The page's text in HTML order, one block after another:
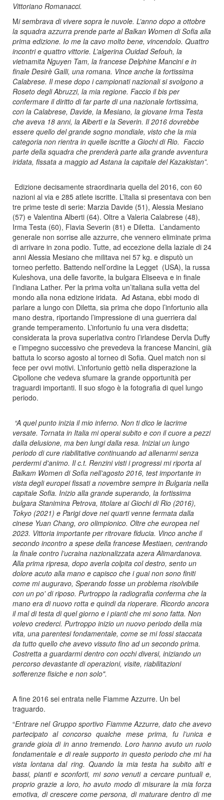
Vittoriano Romanacci.
Mi sembrava di vivere sopra le nuvole. L’anno dopo a ottobre
la squadra azzurra prende parte al Balkan Women di Sofia alla
prima edizione. Io me la cavo molto bene, vincendolo. Quattro
incontri e quattro vittorie. L’algerina Ouidad Sefouh, la
vietnamita Nguyen Tam, la francese Delphine Mancini e in
finale Desirè Galli, una romana. Vince anche la fortissima
Calabrese. Il mese dopo i campionati nazionali si svolgono a
Roseto degli Abruzzi, la mia regione. Faccio il bis per
confermare il diritto di far parte di una nazionale fortissima,
con la Calabrese, Davide, la Mesiano, la giovane Irma Testa
che aveva 18 anni, la Alberti e la Severin. Il 2016 dovrebbe
essere quello del grande sogno mondiale, visto che la mia
categoria non rientra in quelle iscritte a Giochi di Rio. Faccio
parte della squadra che prenderà parte alla grande avventura
iridata, fissata a maggio ad Astana la capitale del Kazakistan”.
Edizione decisamente straordinaria quella del 2016, con 60
nazioni al via e 285 atlete iscritte. L’Italia si presentava con ben
tre prime teste di serie: Marzia Davide (51), Alessia Mesiano
(57) e Valentina Alberti (64). Oltre a Valeria Calabrese (48),
Irma Testa (60), Flavia Severin (81) e Diletta. L’andamento
generale non sorrise alle azzurre, che vennero eliminate prima
di arrivare in zona podio. Tutte, ad eccezione della laziale di 24
anni Alessia Mesiano che militava nei 57 kg. e disputò un
torneo perfetto. Battendo nell’ordine la Legget (USA), la russa
Kuleshova, una delle favorite, la bulgara Eliseeva e in finale
l’indiana Lather. Per la prima volta un’italiana sulla vetta del
mondo alla nona edizione iridata. Ad Astana, ebbi modo di
parlare a lungo con Diletta, sia prima che dopo l’infortunio alla
mano destra, riportando l’impressione di una guerriera dal
grande temperamento. L’infortunio fu una vera disdetta;
considerata la prova superlativa contro l’irlandese Dervla Duffy
e l’impegno successivo che prevedeva la francese Mancini, già
battuta lo scorso agosto al torneo di Sofia. Quel match non si
fece per ovvi motivi. L’infortunio gettò nella disperazione la
Cipollone che vedeva sfumare la grande opportunità per
traguardi importanti. Il suo sfogo è la fotografia di quel lungo
periodo.
“A quel punto inizia il mio inferno. Non ti dico le lacrime
versate. Tornata in Italia mi operai subito e con il cuore a pezzi
dalla delusione, ma ben lungi dalla resa. Iniziai un lungo
periodo di cure riabilitative continuando ad allenarmi senza
perdermi d'animo. Il c.t. Renzini visti i progressi mi riporta al
Balkam Women di Sofia nell’agosto 2016, test importante in
vista degli europei fissati a novembre sempre in Bulgaria nella
capitale Sofia. Inizio alla grande superando, la fortissima
bulgara Stanimina Petrova, titolare ai Giochi di Rio (2016),
Tokyo (2021) e Parigi dove nei quarti venne fermata dalla
cinese Yuan Chang, oro olimpionico. Oltre che europea nel
2023. Vittoria importante per ritrovare fiducia. Vinco anche il
secondo incontro a spese della francese Mestiaen, centrando
la finale contro l’ucraina nazionalizzata azera Alimardanova.
Alla prima ripresa, dopo averla colpita col destro, sento un
dolore acuto alla mano e capisco che i guai non sono finiti
come mi auguravo, Sperando fosse un problema risolvibile
con un po' di riposo. Purtroppo la radiografia conferma che la
mano era di nuovo rotta e quindi da rioperare. Ricordo ancora
il mal di testa di quel giorno e i pianti che mi sono fatta. Non
volevo crederci. Purtroppo inizio un nuovo periodo della mia
vita, una parentesi fondamentale, come se mi fossi staccata
da tutto quello che avevo vissuto fino ad un secondo prima.
Costretta a guardarmi dentro con occhi diversi, iniziando un
percorso devastante di operazioni, visite, riabilitazioni
sofferenze fisiche e non solo".
A fine 2016 sei entrata nelle Fiamme Azzurre. Un bel
“Entrare nel Gruppo sportivo Fiamme Azzurre, dato che avevo
partecipato al concorso qualche mese prima, fu l’unica e
grande gioia di in anno tremendo. Loro hanno avuto un ruolo
fondamentale e di reale supporto in questo periodo che mi ha
vista lontana dal ring. Quando la mia testa ha subito alti e
bassi, pianti e sconforti, mi sono venuti a cercare puntuali e,
proprio grazie a loro, ho avuto modo di misurare la mia forza
emotiva, di crescere come persona, di maturare dentro di me